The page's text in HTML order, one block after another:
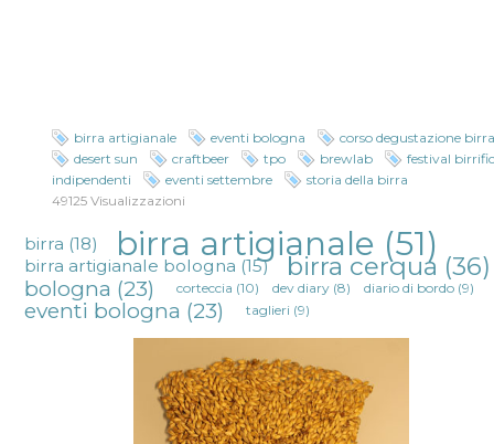
birra artigianale eventi bologna
corso degustazione
desert sun
craftbeer tpo brewlab
festival
indipendenti
eventi settembre
storia della birra
49125 Visualizzazioni
birra (18) birra artigianale (51)
birra artigianale bologna (15) birra cerqua (36)
bologna (23) corteccia (10) dev diary(8) diario di bordo(9)
eventi bologna (23) taglieri (9)